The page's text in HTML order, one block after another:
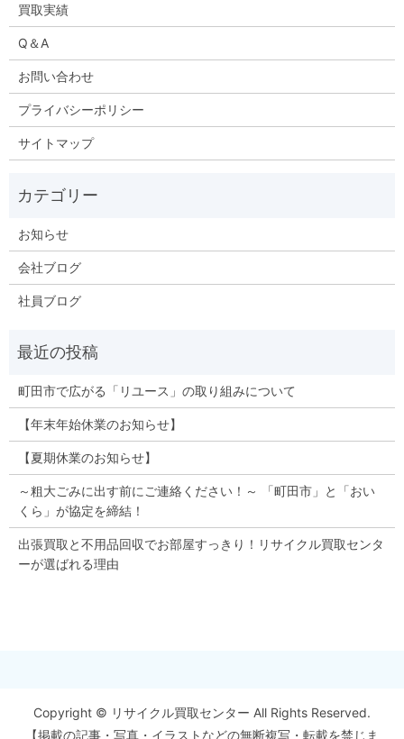
買取実績
Q＆A
お問い合わせ
プライバシーポリシー
サイトマップ
お知らせ
会社ブログ
社員ブログ
町田市で広がる「リユース」の取り組みについて
【年末年始休業のお知らせ】
【夏期休業のお知らせ】
～粗大ごみに出す前にご連絡ください！～ 「町田市」と「おい
くら」が協定を締結！
出張買取と不用品回収でお部屋すっきり！リサイクル買取センタ
ーが選ばれる理由
Copyright © リサイクル買取センター All Rights Reserved.
【掲載の記事・写真・イラストなどの無断複写・転載を禁じま